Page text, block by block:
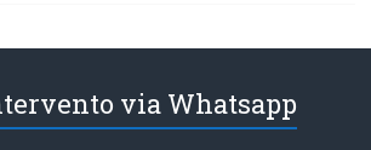
via Whatsapp